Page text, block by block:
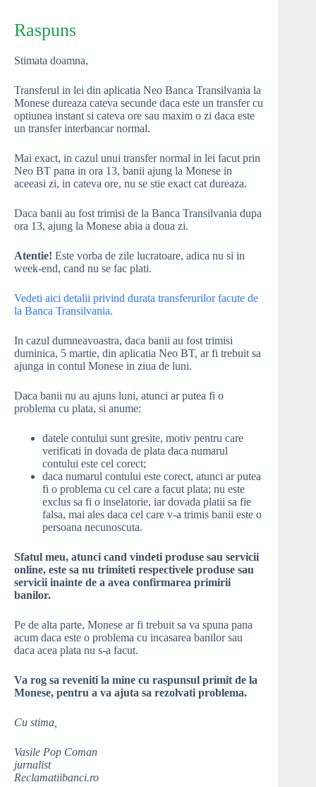
Raspuns
Stimata doamna,
Transferul in lei din aplicatia Neo Banca Transilvania la
Monese dureaza cateva secunde daca este un transfer cu
optiunea instant si cateva ore sau maxim o zi daca este
un transfer interbancar normal.
Mai exact, in cazul unui transfer normal in lei facut prin
Neo BT pana in ora 13, banii ajung la Monese in
aceeasi zi, in cateva ore, nu se stie exact cat dureaza.
Daca banii au fost trimisi de la Banca Transilvania dupa
ora 13, ajung la Monese abia a doua zi.
Atentie! Este vorba de zile lucratoare, adica nu si in
week-end, cand nu se fac plati.
Vedeti aici detalii privind durata transferurilor facute de
la Banca Transilvania.
In cazul dumneavoastra, daca banii au fost trimisi
duminica, 5 martie, din aplicatia Neo BT, ar fi trebuit sa
ajunga in contul Monese in ziua de luni.
Daca banii nu au ajuns luni, atunci ar putea fi o
problema cu plata, si anume:
datele contului sunt gresite, motiv pentru care
verificati in dovada de plata daca numarul
contului este cel corect;
daca numarul contului este corect, atunci ar putea
fi o problema cu cel care a facut plata; nu este
exclus sa fi o inselatorie, iar dovada platii sa fie
falsa, mai ales daca cel care v-a trimis banii este o
persoana necunoscuta.
Sfatul meu, atunci cand vindeti produse sau servicii
online, este sa nu trimiteti respectivele produse sau
servicii inainte de a avea confirmarea primirii
banilor.
Pe de alta parte, Monese ar fi trebuit sa va spuna pana
acum daca este o problema cu incasarea banilor sau
daca acea plata nu s-a facut.
Va rog sa reveniti la mine cu raspunsul primit de la
Monese, pentru a va ajuta sa rezolvati problema.
Cu stima,
Vasile Pop Coman
jurnalist
Reclamatiibanci.ro